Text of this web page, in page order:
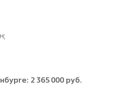
2 365 000 руб.